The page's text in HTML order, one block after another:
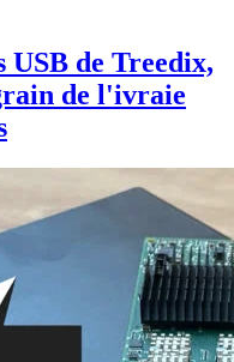
USB de Treedix,
de l'ivraie